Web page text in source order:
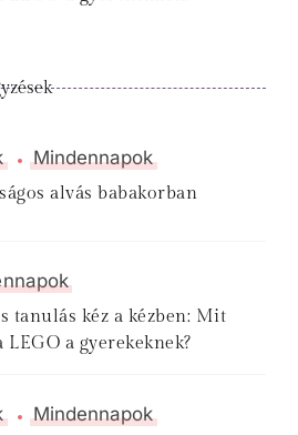
Mindennapok
alvás babakorban
tanulás kéz a kézben: Mit
a gyerekeknek?
Mindennapok